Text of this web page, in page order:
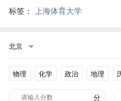
标签： 上海体育大学
北京
物理 化学 政治 地理
分